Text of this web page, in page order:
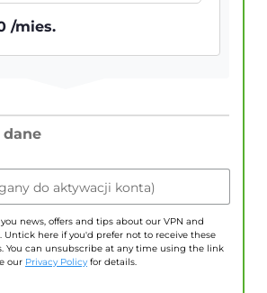
/mies.
dane
do aktywacji konta)
news, offers and tips about our VPN and
Untick here if you'd prefer not to receive these
You can unsubscribe at any time using the link
our Privacy Policy for details.